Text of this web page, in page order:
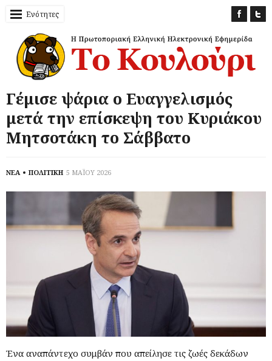
Ενότητες
Γέμισε ψάρια ο Ευαγγελισμός
μετά την επίσκεψη του Κυριάκου
Μητσοτάκη το Σάββατο
ΝΕΑ ΠΟΛΙΤΙΚΗ 5 ΜΑΪΟΥ 2026
Ένα αναπάντεχο συμβάν που απείλησε τις ζωές δεκάδων